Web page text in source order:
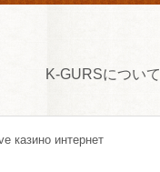
K-GURSについて
казино интернет